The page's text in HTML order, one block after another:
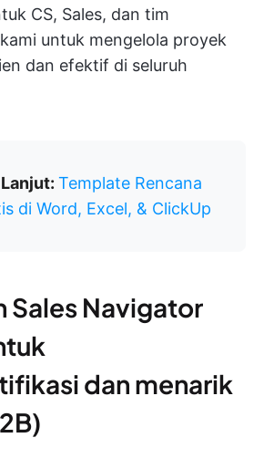
CS, Sales, dan tim
untuk mengelola proyek
dan efektif di seluruh
Template Rencana
di Word, Excel, & ClickUp
Sales Navigator
dan menarik